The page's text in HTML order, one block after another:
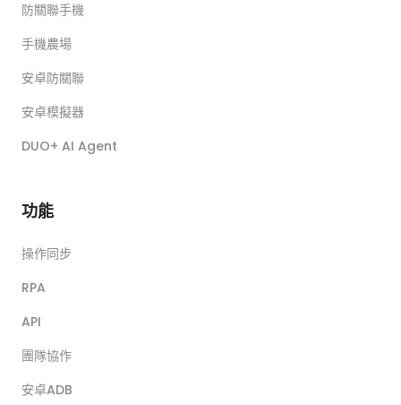
防關聯手機
手機農場
安卓防關聯
安卓模擬器
DUO+ AI Agent
功能
操作同步
RPA
API
團隊協作
安卓ADB